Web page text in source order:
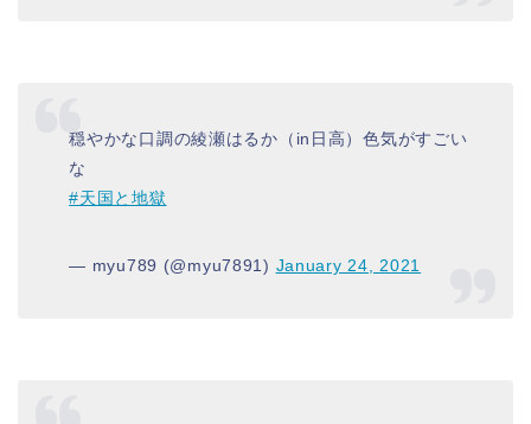
穏やかな口調の綾瀬はるか（in日高）色気がすごい
な
#天国と地獄
— myu789 (@myu7891) January 24, 2021